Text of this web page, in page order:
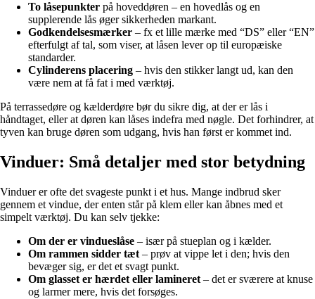
To låsepunkter på hoveddøren – en hovedlås og en
supplerende lås øger sikkerheden markant.
Godkendelsesmærker – fx et lille mærke med “DS” eller “EN”
efterfulgt af tal, som viser, at låsen lever op til europæiske
standarder.
Cylinderens placering – hvis den stikker langt ud, kan den
være nem at få fat i med værktøj.
På terrassedøre og kælderdøre bør du sikre dig, at der er lås i
håndtaget, eller at døren kan låses indefra med nøgle. Det forhindrer, at
tyven kan bruge døren som udgang, hvis han først er kommet ind.
Vinduer: Små detaljer med stor betydning
Vinduer er ofte det svageste punkt i et hus. Mange indbrud sker
gennem et vindue, der enten står på klem eller kan åbnes med et
simpelt værktøj. Du kan selv tjekke:
Om der er vindueslåse – især på stueplan og i kælder.
Om rammen sidder tæt – prøv at vippe let i den; hvis den
bevæger sig, er det et svagt punkt.
Om glasset er hærdet eller lamineret – det er sværere at knuse
og larmer mere, hvis det forsøges.